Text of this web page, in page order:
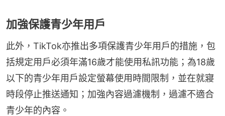
加強保護青少年用戶
此外，TikTok亦推出多項保護青少年用戶的措施，包
括規定用戶必須年滿16歲才能使用私訊功能；為18歲
以下的青少年用戶設定螢幕使用時間限制，並在就寢
時段停止推送通知；加強內容過濾機制，過濾不適合
青少年的內容。